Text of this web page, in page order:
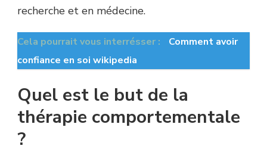
recherche et en médecine.
Cela pourrait vous interrésser :
Comment avoir
confiance en soi wikipedia
Quel est le but de la
thérapie comportementale
?